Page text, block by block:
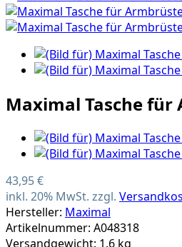
Maximal Tasche für
43,95 €
inkl. 20% MwSt. zzgl.
Hersteller: Maximal
Artikelnummer: A048318
Versandgewicht: 1.6 kg